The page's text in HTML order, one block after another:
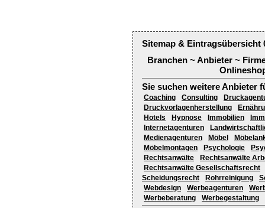
Sitemap & Eintragsübersicht
Branchen ~ Anbieter ~
Sie suchen weitere Anbieter
Coaching Consulting
Druckvorlagenherstellung
Hotels
Hypnose Immobilien
Internetagenturen
Medienagenturen
Möbel
Möbelmontagen
Psychologie
Rechtsanwälte
Rechtsanwälte
Rechtsanwälte Gesellschaftsrecht
Scheidungsrecht
Rohrreinigung
Webdesign
Werbeagenturen
Werbeberatung
Werbegestaltung